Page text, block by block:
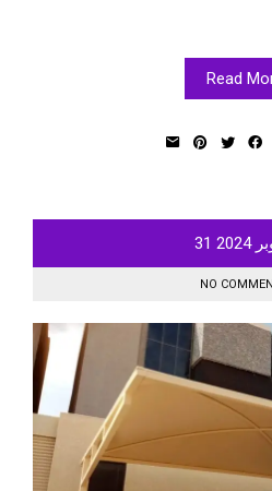
Read
31 2024
NO